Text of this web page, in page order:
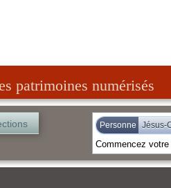
patrimoines numérisés
Personne Jésus-